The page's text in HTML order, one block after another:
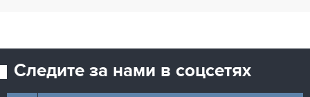
Следите за нами в соцсетях